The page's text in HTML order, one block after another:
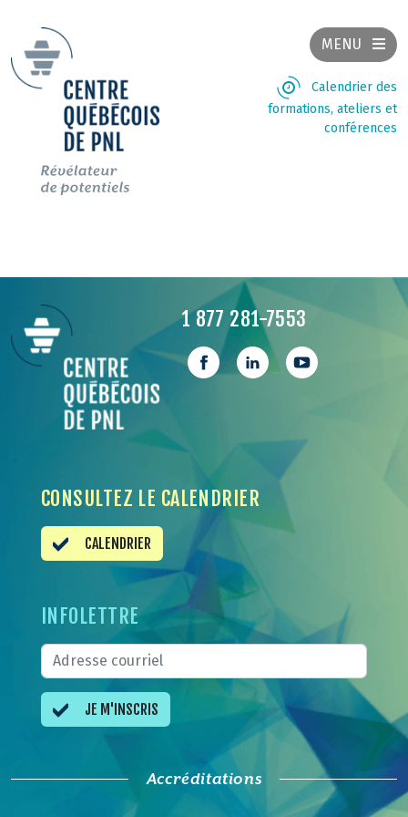
MENU
Calendrier des
formations, ateliers et
conférences
1 877 281-7553
CONSULTEZ LE CALENDRIER
CALENDRIER
INFOLETTRE
JE M'INSCRIS
Accréditations